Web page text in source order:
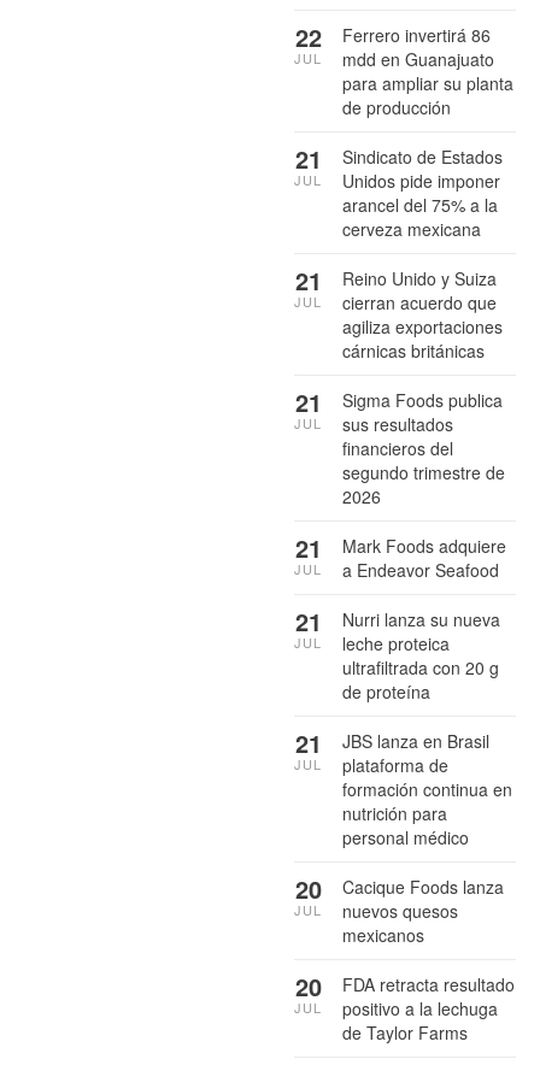
Ferrero invertirá 86
mdd en Guanajuato
para ampliar su planta
de producción
22
JUL
Sindicato de Estados
Unidos pide imponer
arancel del 75% a la
cerveza mexicana
21
JUL
Reino Unido y Suiza
cierran acuerdo que
agiliza exportaciones
cárnicas británicas
21
JUL
Sigma Foods publica
sus resultados
financieros del
segundo trimestre de
2026
21
JUL
Mark Foods adquiere
a Endeavor Seafood
21
JUL
Nurri lanza su nueva
leche proteica
ultrafiltrada con 20 g
de proteína
21
JUL
JBS lanza en Brasil
plataforma de
formación continua en
nutrición para
personal médico
21
JUL
Cacique Foods lanza
nuevos quesos
mexicanos
20
JUL
FDA retracta resultado
positivo a la lechuga
de Taylor Farms
20
JUL